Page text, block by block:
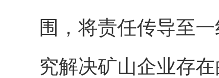
围，将责任传导至
究解决矿山企业存